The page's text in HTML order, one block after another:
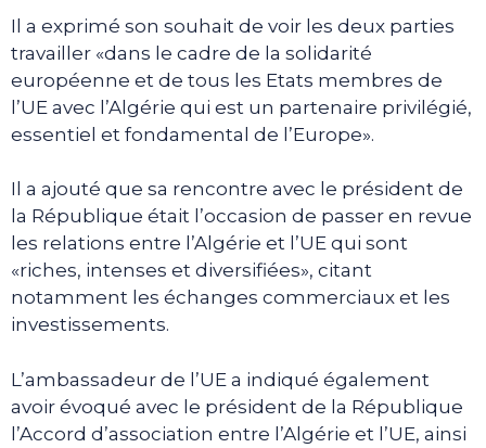
Il a exprimé son souhait de voir les deux parties
travailler «dans le cadre de la solidarité
européenne et de tous les Etats membres de
l’UE avec l’Algérie qui est un partenaire privilégié,
essentiel et fondamental de l’Europe».
Il a ajouté que sa rencontre avec le président de
la République était l’occasion de passer en revue
les relations entre l’Algérie et l’UE qui sont
«riches, intenses et diversifiées», citant
notamment les échanges commerciaux et les
investissements.
L’ambassadeur de l’UE a indiqué également
avoir évoqué avec le président de la République
l’Accord d’association entre l’Algérie et l’UE, ainsi